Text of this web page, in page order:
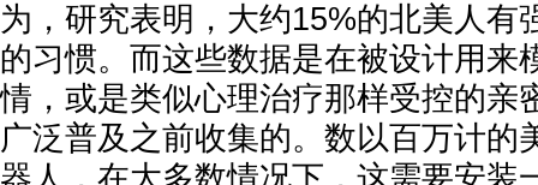
为，研究表明，大约15%的北美人有
的习惯。而这些数据是在被设计用来
情，或是类似心理治疗那样受控的亲
广泛普及之前收集的。数以百万计的
器人，在大多数情况下，这需要安装